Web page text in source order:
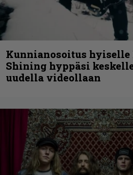
Kunnianosoitus hyiselle
Shining hyppäsi
uudella videollaan